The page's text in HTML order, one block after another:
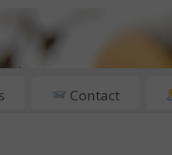
À PARIS
Contact